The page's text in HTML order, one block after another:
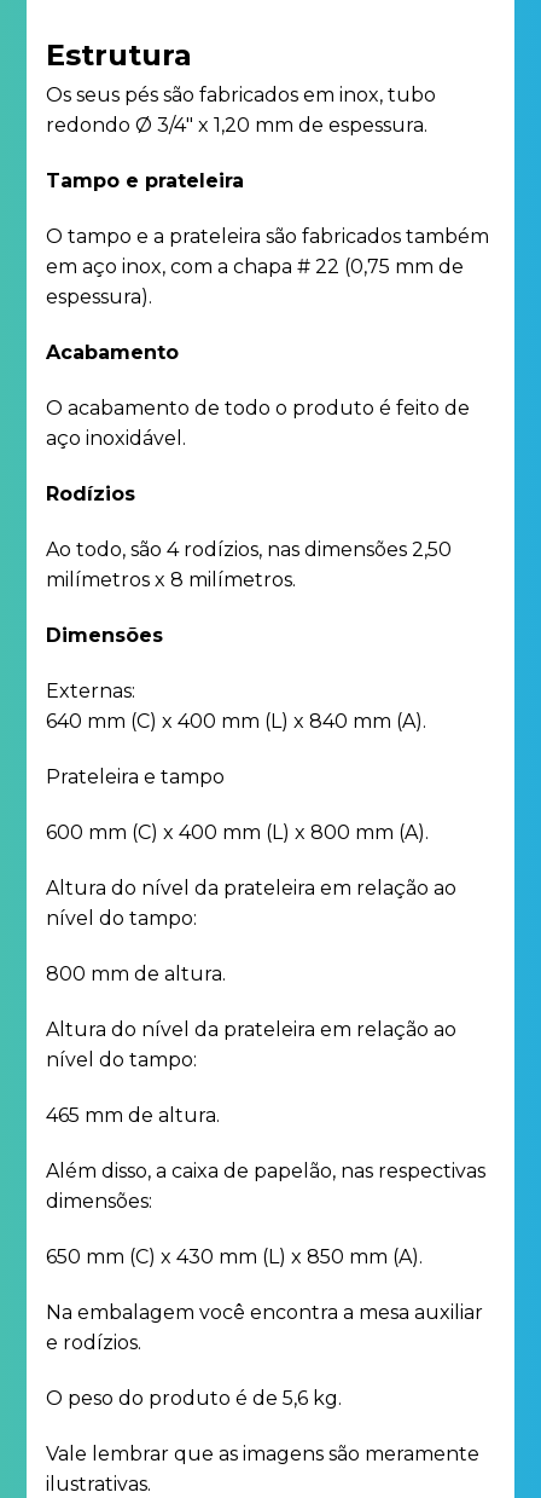
Estrutura
Os seus pés são fabricados em inox, tubo
redondo Ø 3/4″ x 1,20 mm de espessura.
Tampo e prateleira
O tampo e a prateleira são fabricados também
em aço inox, com a chapa # 22 (0,75 mm de
espessura).
Acabamento
O acabamento de todo o produto é feito de
aço inoxidável.
Rodízios
Ao todo, são 4 rodízios, nas dimensões 2,50
milímetros x 8 milímetros.
Dimensões
Externas:
640 mm (C) x 400 mm (L) x 840 mm (A).
Prateleira e tampo
600 mm (C) x 400 mm (L) x 800 mm (A).
Altura do nível da prateleira em relação ao
nível do tampo:
800 mm de altura.
Altura do nível da prateleira em relação ao
nível do tampo:
465 mm de altura.
Além disso, a caixa de papelão, nas respectivas
dimensões:
650 mm (C) x 430 mm (L) x 850 mm (A).
Na embalagem você encontra a mesa auxiliar
e rodízios.
O peso do produto é de 5,6 kg.
Vale lembrar que as imagens são meramente
ilustrativas.